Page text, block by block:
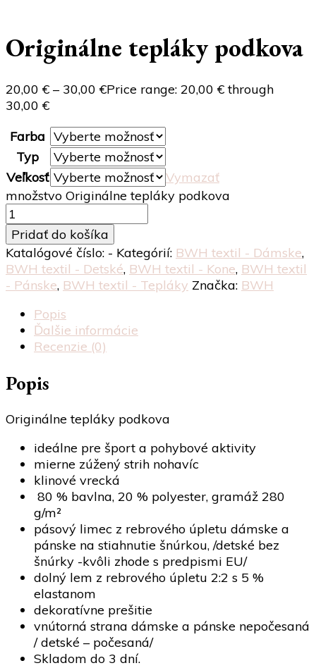
Originálne tepláky podkova
20,00 € – 30,00 €Price range: 20,00 € through
30,00 €
Farba
Typ
Veľkosť
Vymazať
množstvo Originálne tepláky podkova
Pridať do košíka
Katalógové číslo: - Kategórií: BWH textil - Dámske,
BWH textil - Detské, BWH textil - Kone, BWH textil
- Pánske, BWH textil - Tepláky Značka: BWH
Popis
Ďalšie informácie
Recenzie (0)
Popis
Originálne tepláky podkova
ideálne pre šport a pohybové aktivity
mierne zúžený strih nohavíc
klinové vrecká
80 % bavlna, 20 % polyester, gramáž 280
g/m²
pásový limec z rebrového úpletu dámske a
pánske na stiahnutie šnúrkou, /detské bez
šnúrky -kvôli zhode s predpismi EU/
dolný lem z rebrového úpletu 2:2 s 5 %
elastanom
dekoratívne prešitie
vnútorná strana dámske a pánske nepočesaná
/ detské – počesaná/
Skladom do 3 dní.